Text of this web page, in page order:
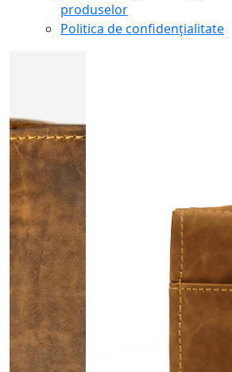
produselor
Politica de confidențialitate